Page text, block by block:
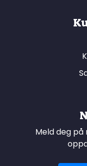
Meld deg